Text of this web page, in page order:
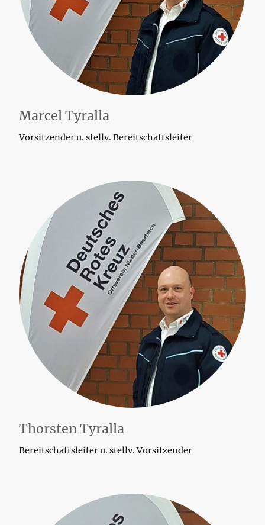
Marcel Tyralla
Vorsitzender u. stellv. Bereitschaftsleiter
Thorsten Tyralla
Bereitschaftsleiter u. stellv. Vorsitzender